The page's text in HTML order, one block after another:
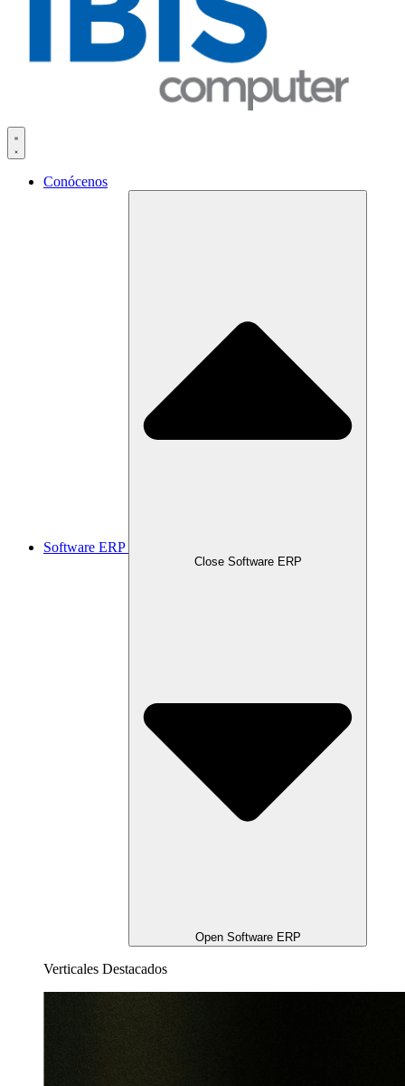
Conócenos
Software ERP
Close Software ERP
Open Software ERP
Verticales Destacados